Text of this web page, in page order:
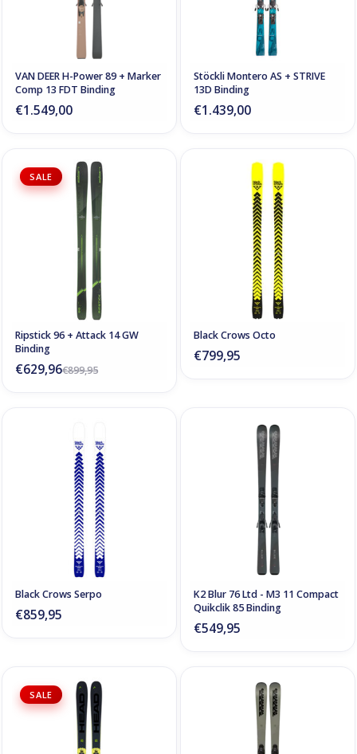
VAN DEER H-Power 89 + Marker
Comp 13 FDT Binding
€1.549,00
Stöckli Montero AS + STRIVE
13D Binding
€1.439,00
SALE
Ripstick 96 + Attack 14 GW
Binding
€899,95
€629,96
Black Crows Octo
€799,95
Black Crows Serpo
€859,95
K2 Blur 76 Ltd - M3 11 Compact
Quikclik 85 Binding
€549,95
SALE